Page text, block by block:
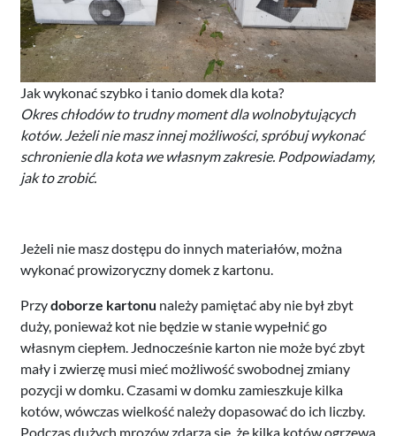
Jak wykonać szybko i tanio domek dla kota?
Okres chłodów to trudny moment dla wolnobytujących
kotów. Jeżeli nie masz innej możliwości, spróbuj wykonać
schronienie dla kota we własnym zakresie. Podpowiadamy,
jak to zrobić.
Jeżeli nie masz dostępu do innych materiałów, można
wykonać prowizoryczny domek z kartonu.
Przydoborze kartonu należy pamiętać aby nie był zbyt
duży, ponieważ kot nie będzie w stanie wypełnić go
własnym ciepłem. Jednocześnie karton nie może być zbyt
mały i zwierzę musi mieć możliwość swobodnej zmiany
pozycji w domku. Czasami w domku zamieszkuje kilka
kotów, wówczas wielkość należy dopasować do ich liczby.
Podczas dużych mrozów zdarza się, że kilka kotów ogrzewa